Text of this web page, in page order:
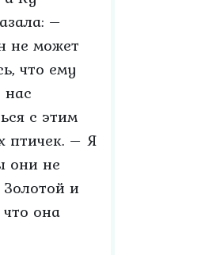
–
не может
что ему
нас
с этим
птичек. – Я
они не
и
она